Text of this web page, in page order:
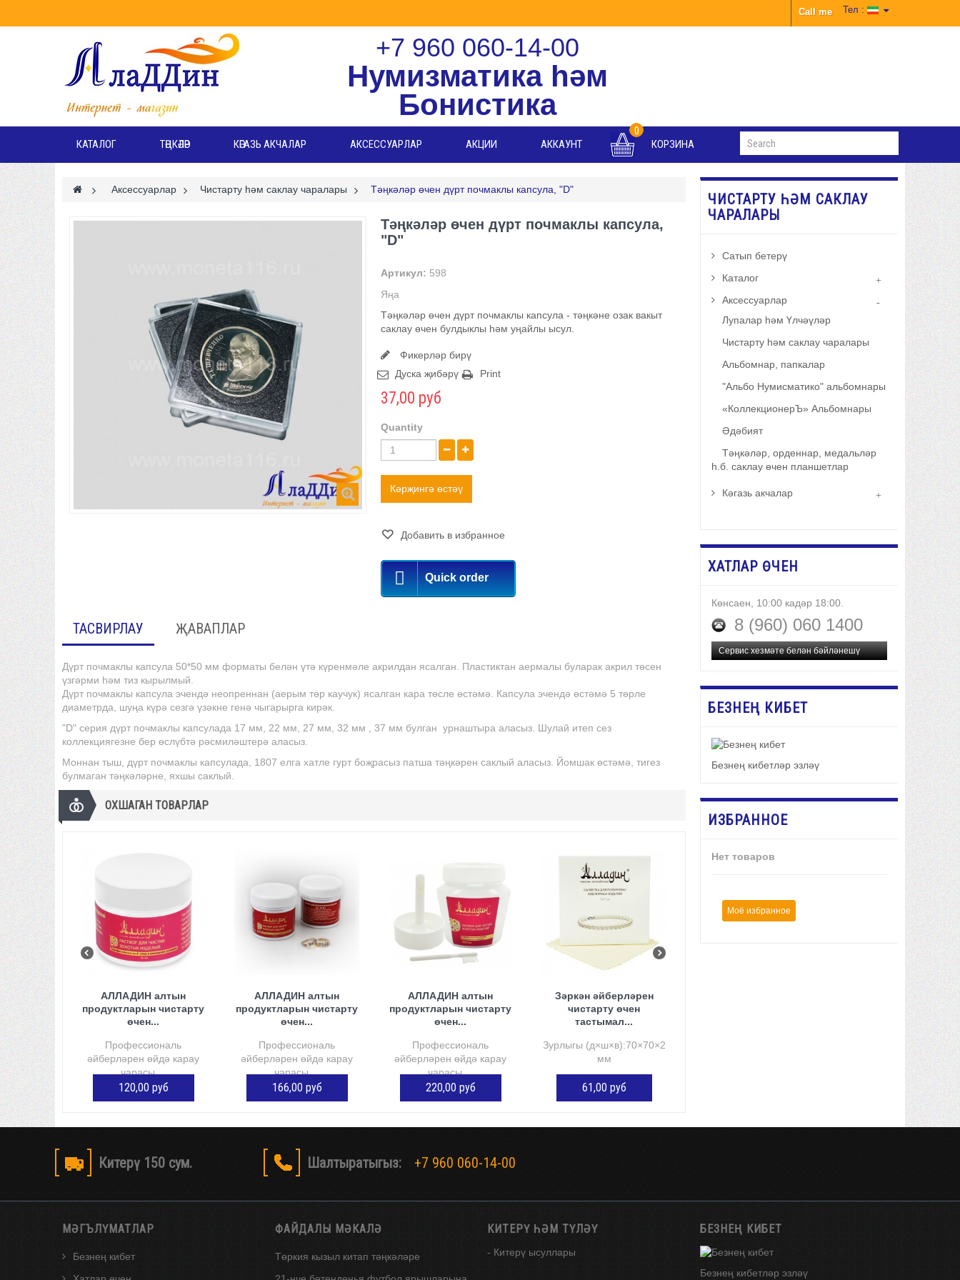
Тел :
Call me
+7 960 060-14-00
Нумизматика һәм
Бонистика
КАТАЛОГ ТӘҢКӘЛӘР КӘГАЗЬ АКЧАЛАР АКСЕССУАРЛАР АКЦИИ АККАУНТ
0
КОРЗИНА
> Аксессуарлар > Чистарту һәм саклау чаралары > Тәңкәләр өчен дүрт почмаклы капсула, "D"
Тәңкәләр өчен дүрт почмаклы капсула,
"D"
Артикул: 598
Яңа
Тәңкәләр өчен дүрт почмаклы капсула - тәңкәне озак вакыт
саклау өчен булдыклы һәм уңайлы ысул.
Фикерләр бирү
Дуска җибәрү
Print
37,00 руб
Quantity
Кәрҗингә өстәү
Добавить в избранное
Quick order
ТАСВИРЛАУ ҖАВАПЛАР
Дүрт почмаклы капсула 50*50 мм форматы белән үтә күренмәле акрилдан ясалган. Пластиктан аермалы буларак акрил төсен
үзгәрми һәм тиз кырылмый.
Дүрт почмаклы капсула эчендә неопреннан (аерым төр каучук) ясалган кара төсле өстәмә. Капсула эчендә өстәмә 5 төрле
диаметрда, шуңа күрә сезгә үзәкне генә чыгарырга кирәк.
"D" серия дүрт почмаклы капсулада 17 мм, 22 мм, 27 мм, 32 мм , 37 мм булган урнаштыра аласыз. Шулай итеп сез
коллекциягезне бер өслүбтә рәсмиләштерә аласыз.
Моннан тыш, дүрт почмаклы капсулада, 1807 елга хатле гурт боҗрасыз патша тәңкәрен саклый аласыз. Йомшак өстәмә, тигез
булмаган тәңкәләрне, яхшы саклый.
ОХШАГАН ТОВАРЛАР
АЛЛАДИН алтын
продуктларын чистарту
өчен...
Профессиональ
әйберләрен өйдә карау
чарасы....
120,00 руб
АЛЛАДИН алтын
продуктларын чистарту
өчен...
Профессиональ
әйберләрен өйдә карау
чарасы....
166,00 руб
АЛЛАДИН алтын
продуктларын чистарту
өчен...
Профессиональ
әйберләрен өйдә карау
чарасы....
220,00 руб
Зәркән әйберләрен
чистарту өчен
тастымал...
Зурлыгы (д×ш×в):70×70×2
мм
61,00 руб
ЧИСТАРТУ ҺӘМ САКЛАУ
ЧАРАЛАРЫ
Сатып бетерү
Каталог
Аксессуарлар
Лупалар һәм Үлчәүләр
Чистарту һәм саклау чаралары
Альбомнар, папкалар
"Альбо Нумисматико" альбомнары
«КоллекционерЪ» Альбомнары
Әдәбият
Тәңкәләр, орденнар, медальләр
һ.б. саклау өчен планшетлар
Кәгазь акчалар
ХАТЛАР ӨЧЕН
Көнсаен, 10:00 кадәр 18:00.
8 (960) 060 1400
Сервис хезмәте белән бәйләнешү
БЕЗНЕҢ КИБЕТ
Безнең кибетләр эзләү
ИЗБРАННОЕ
Нет товаров
Моё избранное
Китерү 150 сум. Шалтыратыгыз: +7 960 060-14-00
МӘГЪЛҮМАТЛАР
Безнең кибет
ФАЙДАЛЫ МӘКАЛӘ
Төркия кызыл китап тәңкәләре
КИТЕРҮ ҺӘМ ТҮЛӘҮ
- Китерү ысуллары
БЕЗНЕҢ КИБЕТ
Безнең кибетләр эзләү